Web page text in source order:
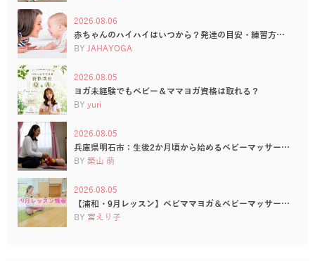
2026.08.06
赤ちゃんのハイハイはいつから？発達の目安・練習方…
BY JAHAYOGA
2026.08.05
ヨガ未経験でもベビー＆ママヨガ資格は取れる？
BY yuri
2026.08.05
兵庫県明石市：生後2か月頃から始めるベビーマッサー…
BY 築山 萌
2026.08.05
【浦和・9月レッスン】ベビママヨガ＆ベビーマッサー…
BY 宮えり子